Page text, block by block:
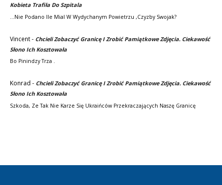
Kobieta Trafiła Do Szpitala
...nie Podano Ile Mial W Wydychanym Powietrzu ,czyzby Swojak?
Vincent- Chcieli Zobaczyć Granicę I Zrobić Pamiątkowe Zdjęcia. Ciekawość
Słono Ich Kosztowała
Bo Pinindzy Trza .
Konrad - Chcieli Zobaczyć Granicę I Zrobić Pamiątkowe Zdjęcia. Ciekawość
Słono Ich Kosztowała
Szkoda, Ze Tak Nie Karze Się Ukraińców Przekraczających Naszę Granicę